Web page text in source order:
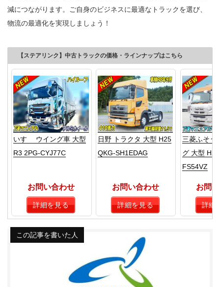
減につながります。ご自身のビジネスに最適なトラックを選び、
物流の最適化を実現しましょう！
【ステアリンク】中古トラックの価格・ラインナップはこちら
いすゞ ウイング車 大型
R3 2PG-CYJ77C
お問い合わせ
詳細を見る
日野 トラクタ 大型 H25
QKG-SH1EDAG
お問い合わせ
詳細を見る
三菱ふそう
グ 大型
FS54VZ
お問
詳細
この記事を書いた人